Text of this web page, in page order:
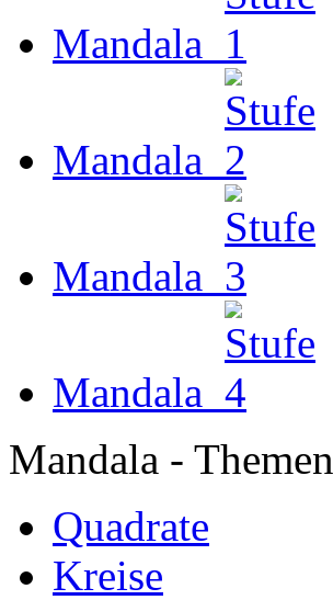
Mandala
Mandala
Mandala
Mandala
Mandala - Themen
Quadrate
Kreise